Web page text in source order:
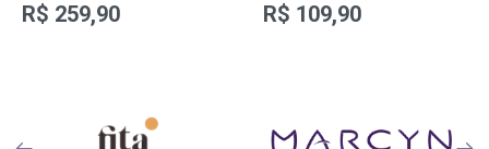
R$ 259,90 R$ 109,90